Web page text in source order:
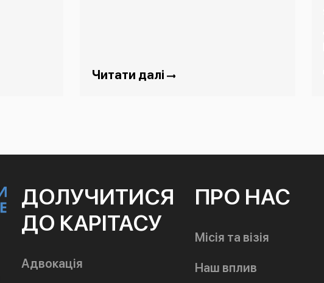
Читати далі
ДОЛУЧИТИСЯ
ДО КАРІТАСУ
Адвокація
ПРО НАС
Місія та візія
Наш вплив